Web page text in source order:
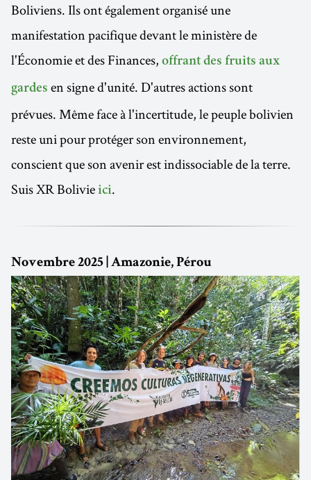
Boliviens. Ils ont également organisé une
manifestation pacifique devant le ministère de
l'Économie et des Finances, offrant des fruits aux
gardes en signe d'unité. D'autres actions sont
prévues. Même face à l'incertitude, le peuple bolivien
reste uni pour protéger son environnement,
conscient que son avenir est indissociable de la terre.
Suis XR Bolivie ici.
Novembre 2025 | Amazonie, Pérou